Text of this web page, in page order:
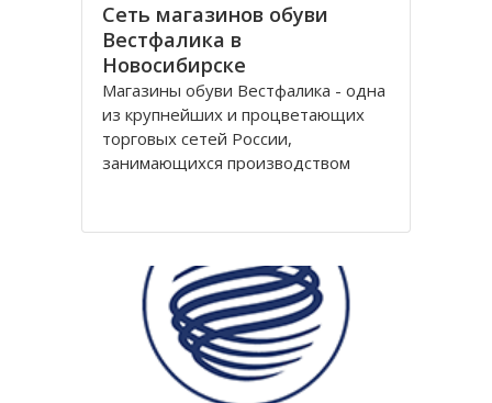
Сеть магазинов обуви
Вестфалика в
Новосибирске
Магазины обуви Вестфалика - одна
из крупнейших и процветающих
торговых сетей России,
занимающихся производством
является одним из представителей
Головной офис федеральной
обувной сети Вестфалика в